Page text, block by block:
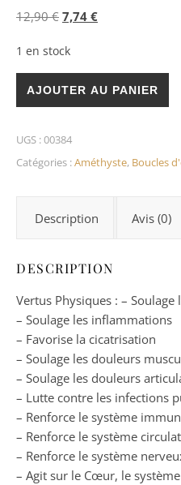
12,90€ Le prix initial était :
7,74 €Le prix actuel
1 en stock
quantité de Améthyste
AJOUTER AU PANIER
UGS :00384
Catégories :Améthyste, Boucles
Description Avis (0)
DESCRIPTION
Vertus Physiques : – Soulage
– Soulage les inflammations
– Favorise la cicatrisation
– Soulage les douleurs
– Soulage les douleurs
– Lutte contre les infections
– Renforce le système
– Renforce le système
– Renforce le système
– Agit sur le Cœur, le